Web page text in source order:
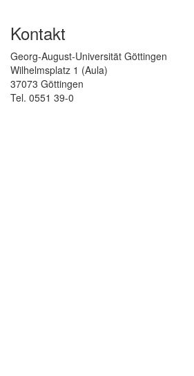
Kontakt
Georg-August-Universität Göttingen
Wilhelmsplatz 1 (Aula)
37073 Göttingen
Tel. 0551 39-0